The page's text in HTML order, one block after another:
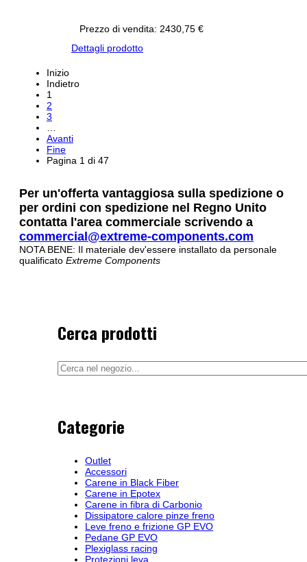
Prezzo di vendita: 2430,75 €
Dettagli prodotto
Inizio
Indietro
1
2
3
Avanti
Fine
Pagina 1 di 47
Per un'offerta vantaggiosa sulla spedizione o
per ordini con spedizione nel Regno Unito
contatta l'area commerciale scrivendo a
commercial@extreme-components.com
NOTA BENE: Il materiale dev'essere installato da personale
qualificato Extreme Components
Cerca prodotti
Categorie
Outlet
Accessori
Carene in Black Fiber
Carene in Epotex
Carene in fibra di Carbonio
Dissipatore calore pinze freno
Leve freno e frizione GP EVO
Pedane GP EVO
Plexiglass racing
Protezioni leva